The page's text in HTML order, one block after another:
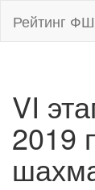
Рейтинг
VI
2019